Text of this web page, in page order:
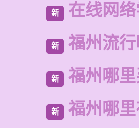
新 在线网
新 福州流
新 福州哪
新 福州哪